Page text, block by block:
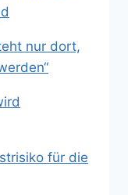
nur dort,
für die